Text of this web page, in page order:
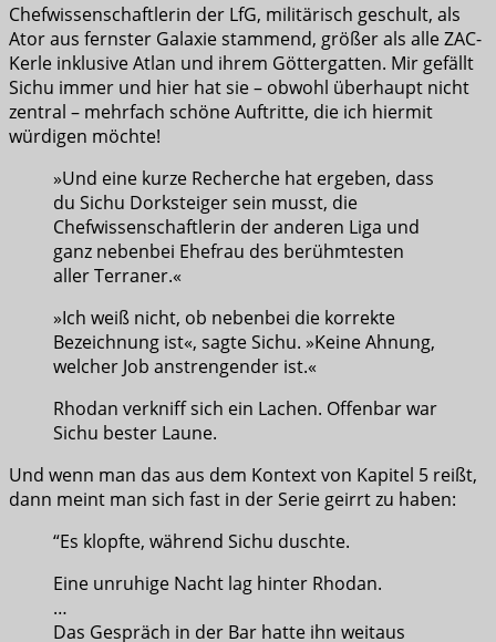
Chefwissenschaftlerin der LfG, militärisch geschult, als
Ator aus fernster Galaxie stammend, größer als alle ZAC-
Kerle inklusive Atlan und ihrem Göttergatten. Mir gefällt
Sichu immer und hier hat sie – obwohl überhaupt nicht
zentral – mehrfach schöne Auftritte, die ich hiermit
würdigen möchte!
»Und eine kurze Recherche hat ergeben, dass
du Sichu Dorksteiger sein musst, die
Chefwissenschaftlerin der anderen Liga und
ganz nebenbei Ehefrau des berühmtesten
aller Terraner.«
»Ich weiß nicht, ob nebenbei die korrekte
Bezeichnung ist«, sagte Sichu. »Keine Ahnung,
welcher Job anstrengender ist.«
Rhodan verkniff sich ein Lachen. Offenbar war
Sichu bester Laune.
Und wenn man das aus dem Kontext von Kapitel 5 reißt,
dann meint man sich fast in der Serie geirrt zu haben:
“Es klopfte, während Sichu duschte.
Eine unruhige Nacht lag hinter Rhodan.
…
Das Gespräch in der Bar hatte ihn weitaus